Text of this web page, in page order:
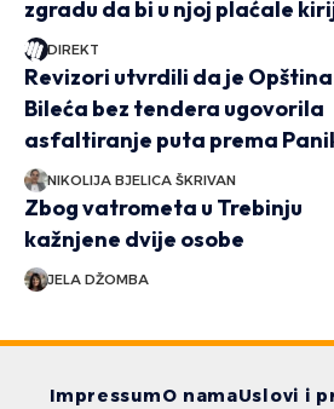
zgradu da bi u njoj plaćale
DIREKT
Revizori utvrdili da je Opština
Bileća bez tendera ugovorila
asfaltiranje puta prema
NIKOLIJA BJELICA ŠKRIVAN
Zbog vatrometa u Trebinju
kažnjene dvije osobe
JELA DŽOMBA
ImpressumO namaUslovi i